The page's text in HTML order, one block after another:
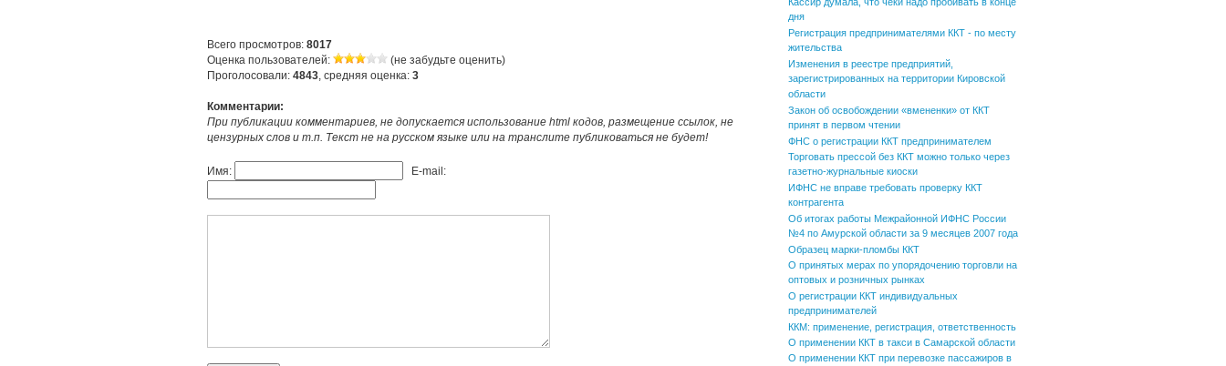
Всего просмотров: 8017
Оценка пользователей:
(не забудьте оценить)
Проголосовали: 4843, средняя оценка: 3
Комментарии:
При публикации комментариев, не допускается использование html кодов, размещение ссылок, не
цензурных слов и т.п. Текст не на русском языке или на транслите публиковаться не будет!
Имя: E-mail:
дня
Регистрация предпринимателями ККТ - по месту
жительства
Изменения в реестре предприятий,
зарегистрированных на территории Кировской
области
Закон об освобождении «вмененки» от ККТ
принят в первом чтении
ФНС о регистрации ККТ предпринимателем
Торговать прессой без ККТ можно только через
газетно-журнальные киоски
ИФНС не вправе требовать проверку ККТ
контрагента
Об итогах работы Межрайонной ИФНС России
№4 по Амурской области за 9 месяцев 2007 года
Образец марки-пломбы ККТ
О принятых мерах по упорядочению торговли на
оптовых и розничных рынках
О регистрации ККТ индивидуальных
предпринимателей
ККМ: применение, регистрация, ответственность
О применении ККТ в такси в Самарской области
О применении ККТ при перевозке пассажиров в